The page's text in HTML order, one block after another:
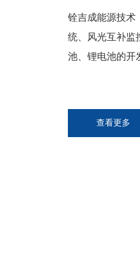
铨吉成能源技术
统、风光互补监
池、锂电池的开
查看更多
01